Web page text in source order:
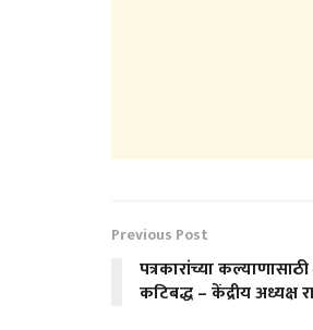
Previous Post
पत्रकारांच्या
कटिबद्ध – केंद्रीय अध्यक्ष